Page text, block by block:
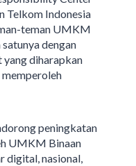
Telkom Indonesia
teman UMKM
dengan
diharapkan
peningkatan
UMKM Binaan
digital, nasional,